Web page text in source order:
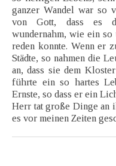
ganzer Wandel war so
von Gott, dass es
wundernahm, wie ein
reden konnte. Wenn er
Städte, so nahmen die
an, dass sie dem
führte ein so hartes
Ernste, so dass er ein
Herr tat große Dinge
es vor meinen Zeiten